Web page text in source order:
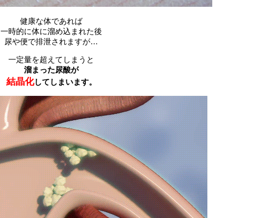
健康な体であれば
一時的に体に溜め込まれた後
尿や便で排泄されますが…
一定量を超えてしまうと
溜まった尿酸が
結晶化してしまいます。